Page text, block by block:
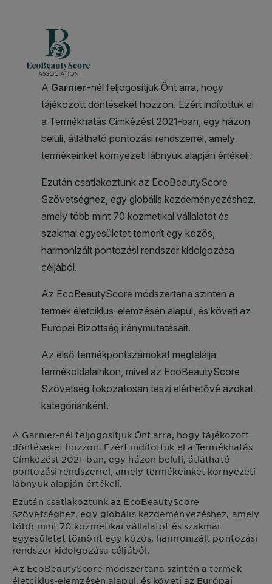
A Garnier-nél feljogosítjuk Önt arra, hogy tájékozott
döntéseket hozzon. Ezért indítottuk el a Termékhatás
Címkézést 2021-ban, egy házon belüli, átlátható
pontozási rendszerrel, amely termékeinket környezeti
lábnyuk alapján értékeli.
Ezután csatlakoztunk az EcoBeautyScore
Szövetséghez, egy globális kezdeményezéshez, amely
több mint 70 kozmetikai vállalatot és szakmai
egyesületet tömörít egy közös, harmonizált pontozási
rendszer kidolgozása céljából.
Az EcoBeautyScore módszertana szintén a termék
életciklus-elemzésén alapul, és követi az Európai